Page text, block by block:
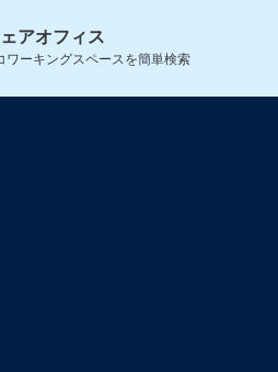
アオフィス
ワーキングスペースを簡単検索